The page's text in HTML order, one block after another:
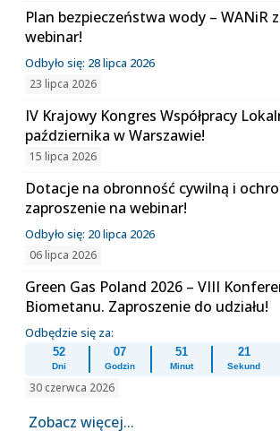
Plan bezpieczeństwa wody – WANiR
webinar!
Odbyło się: 28 lipca 2026
23 lipca 2026
IV Krajowy Kongres Współpracy
października w Warszawie!
15 lipca 2026
Dotacje na obronność cywilną i
zaproszenie na webinar!
Odbyło się: 20 lipca 2026
06 lipca 2026
Green Gas Poland 2026 – VIII
Biometanu. Zaproszenie do udziału!
Odbędzie się za:
52
Dni
07
Godzin
51
Minut
21
Sekund
30 czerwca 2026
Zobacz więcej...